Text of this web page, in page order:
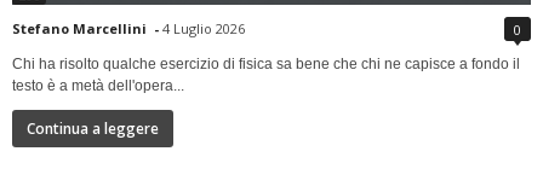
Stefano Marcellini - 4 Luglio 2026 0
Chi ha risolto qualche esercizio di fisica sa bene che chi ne capisce a fondo il
testo è a metà dell'opera...
Continua a leggere